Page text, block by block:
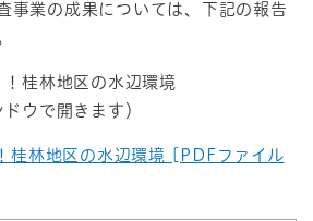
事業の成果については、下記の報告
桂林地区の水辺環境
ドウで開きます）
桂林地区の水辺環境 [PDFファイル